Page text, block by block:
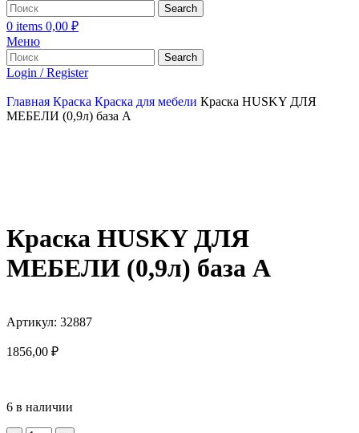
Search
0 items 0,00 ₽
Меню
Search
Login / Register
Главная Краска Краска для мебели Краска HUSKY ДЛЯ
МЕБЕЛИ (0,9л) база А
Краска HUSKY ДЛЯ
МЕБЕЛИ (0,9л) база А
Артикул: 32887
1856,00 ₽
6 в наличии